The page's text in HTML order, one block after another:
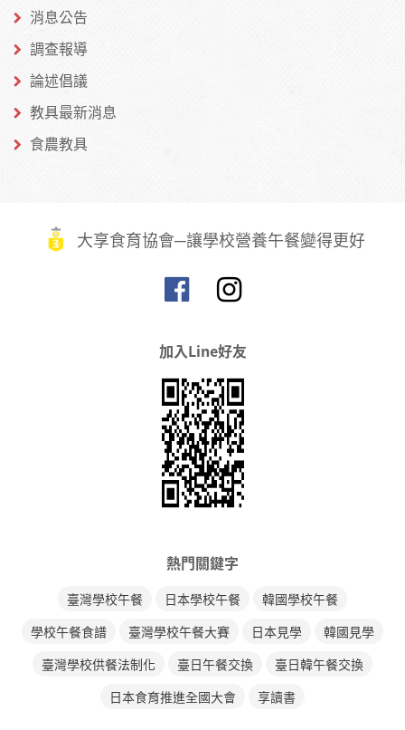
消息公告
調查報導
論述倡議
教具最新消息
食農教具
大享食育協會─讓學校營養午餐變得更好
加入Line好友
熱門關鍵字
臺灣學校午餐 日本學校午餐
韓國學校午餐
學校午餐食譜
臺灣學校午餐大賽 日本見學
韓國見學
臺灣學校供餐法制化
臺日午餐交換
臺日韓午餐交換
日本食育推進全國大會
享讀書